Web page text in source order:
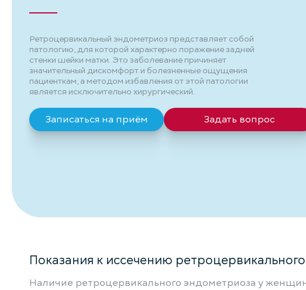
Ретроцервикальный эндометриоз представляет собой
патологию, для которой характерно поражение задней
стенки шейки матки. Это заболевание причиняет
значительный дискомфорт и болезненные ощущения
пациенткам, а методом избавления от этой патологии
является исключительно хирургический.
Записаться на приём Задать вопрос
Показания к иссечению
Наличие ретроцервикального эндометриоза у